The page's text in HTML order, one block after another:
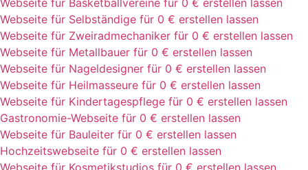
Webseite für Selbständige für 0 € erstellen lassen
Webseite für Zweiradmechaniker für 0 € erstellen lassen
Webseite für Metallbauer für 0 € erstellen lassen
Webseite für Nageldesigner für 0 € erstellen lassen
Webseite für Heilmasseure für 0 € erstellen lassen
Webseite für Kindertagespflege für 0 € erstellen lassen
Gastronomie-Webseite für 0 € erstellen lassen
Webseite für Bauleiter für 0 € erstellen lassen
Hochzeitswebseite für 0 € erstellen lassen
Webseite für Kosmetikstudios für 0 € erstellen lassen